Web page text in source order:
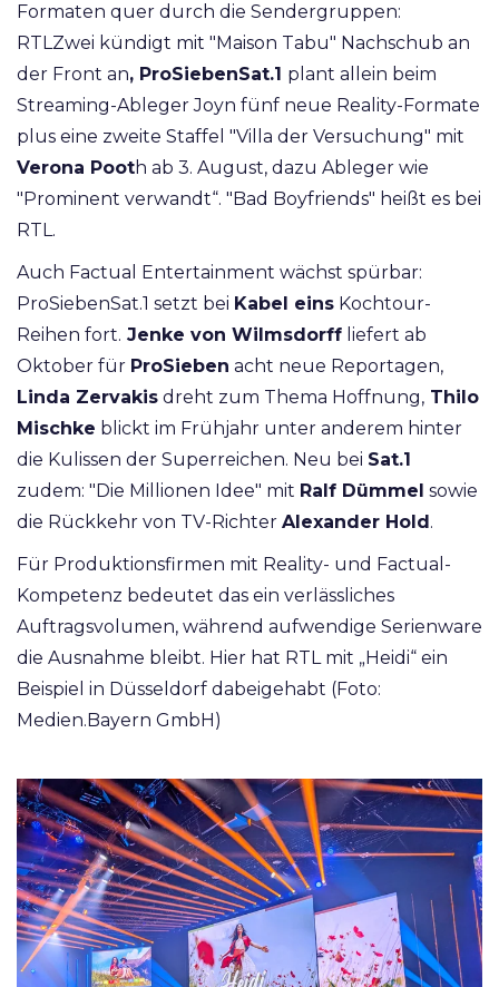
Formaten quer durch die Sendergruppen:
RTLZwei kündigt mit "Maison Tabu" Nachschub an
der Front an, ProSiebenSat.1 plant allein beim
Streaming-Ableger Joyn fünf neue Reality-Formate
plus eine zweite Staffel "Villa der Versuchung" mit
Verona Pooth ab 3. August, dazu Ableger wie
"Prominent verwandt“. "Bad Boyfriends" heißt es bei
RTL.
Auch Factual Entertainment wächst spürbar:
ProSiebenSat.1 setzt bei Kabel eins Kochtour-
Reihen fort. Jenke von Wilmsdorff liefert ab
Oktober für ProSieben acht neue Reportagen,
Linda Zervakis dreht zum Thema Hoffnung, Thilo
Mischke blickt im Frühjahr unter anderem hinter
die Kulissen der Superreichen. Neu bei Sat.1
zudem: "Die Millionen Idee" mit Ralf Dümmel sowie
die Rückkehr von TV-Richter Alexander Hold .
Für Produktionsfirmen mit Reality- und Factual-
Kompetenz bedeutet das ein verlässliches
Auftragsvolumen, während aufwendige Serienware
die Ausnahme bleibt. Hier hat RTL mit „Heidi“ ein
Beispiel in Düsseldorf dabeigehabt (Foto:
Medien.Bayern GmbH)